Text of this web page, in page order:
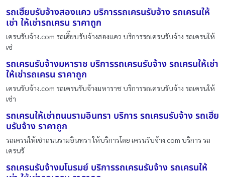
รถเฮี๊ยบรับจ้างสองแคว บริการรถเครนรับจ้าง รถเครนให้
เช่า ให้เช่ารถเครน ราคาถูก
เครนรับจ้าง.com รถเฮี๊ยบรับจ้างสองแคว บริการรถเครนรับจ้าง รถเครนให้
เช่
รถเครนรับจ้างมหาราช บริการรถเครนรับจ้าง รถเครนให้เช่า
ให้เช่ารถเครน ราคาถูก
เครนรับจ้าง.com รถเครนรับจ้างมหาราช บริการรถเครนรับจ้าง รถเครนให้
เช่า
รถเครนให้เช่าถนนรามอินทรา บริการ รถเครนรับจ้าง รถเฮี๊ย
บรับจ้าง ราคาถูก
รถเครนให้เช่าถนนรามอินทรา ให้บริการโดย เครนรับจ้าง.com บริการ รถ
เครนรั
รถเครนรับจ้างมโนรมย์ บริการรถเครนรับจ้าง รถเครนให้